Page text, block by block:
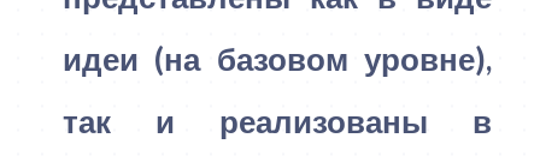
идеи (на базовом уровне),
так и реализованы в